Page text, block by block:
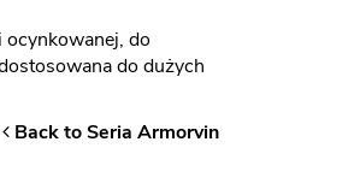
do
do dużych
Back to Seria Armorvin